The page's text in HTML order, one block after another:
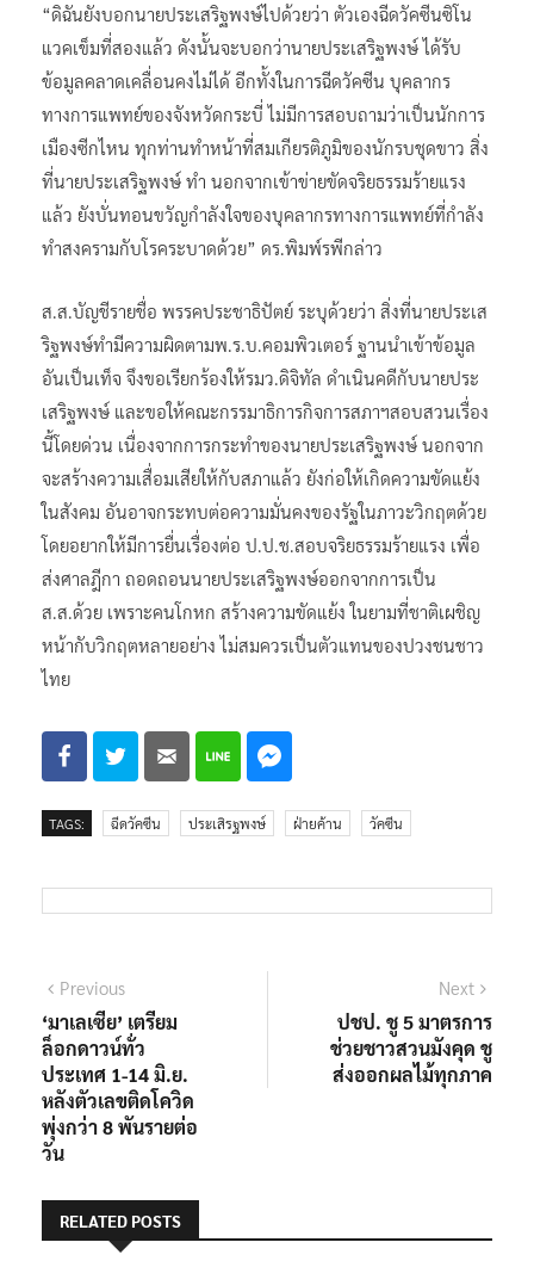
“ดิฉันยังบอกนายประเสริฐพงษ์ไปด้วยว่า ตัวเองฉีดวัคซีนซิโน
แวคเข็มที่สองแล้ว ดังนั้นจะบอกว่านายประเสริฐพงษ์ ได้รับ
ข้อมูลคลาดเคลื่อนคงไม่ได้ อีกทั้งในการฉีดวัคซีน บุคลากร
ทางการแพทย์ของจังหวัดกระบี่ ไม่มีการสอบถามว่าเป็นนักการ
เมืองซีกไหน ทุกท่านทำหน้าที่สมเกียรติภูมิของนักรบชุดขาว สิ่ง
ที่นายประเสริฐพงษ์ ทำ นอกจากเข้าข่ายขัดจริยธรรมร้ายแรง
แล้ว ยังบั่นทอนขวัญกำลังใจของบุคลากรทางการแพทย์ที่กำลัง
ทำสงครามกับโรคระบาดด้วย” ดร.พิมพ์รพีกล่าว
ส.ส.บัญชีรายชื่อ พรรคประชาธิปัตย์ ระบุด้วยว่า สิ่งที่นายประเส
ริฐพงษ์ทำมีความผิดตามพ.ร.บ.คอมพิวเตอร์ ฐานนำเข้าข้อมูล
อันเป็นเท็จ จึงขอเรียกร้องให้รมว.ดิจิทัล ดำเนินคดีกับนายประ
เสริฐพงษ์ และขอให้คณะกรรมาธิการกิจการสภาฯสอบสวนเรื่อง
นี้โดยด่วน เนื่องจากการกระทำของนายประเสริฐพงษ์ นอกจาก
จะสร้างความเสื่อมเสียให้กับสภาแล้ว ยังก่อให้เกิดความขัดแย้ง
ในสังคม อันอาจกระทบต่อความมั่นคงของรัฐในภาวะวิกฤตด้วย
โดยอยากให้มีการยื่นเรื่องต่อ ป.ป.ช.สอบจริยธรรมร้ายแรง เพื่อ
ส่งศาลฎีกา ถอดถอนนายประเสริฐพงษ์ออกจากการเป็น
ส.ส.ด้วย เพราะคนโกหก สร้างความขัดแย้ง ในยามที่ชาติเผชิญ
หน้ากับวิกฤตหลายอย่าง ไม่สมควรเป็นตัวแทนของปวงชนชาว
ไทย
TAGS: ฉีดวัคซีน ประเสิรฐพงษ์ ฝ่ายค้าน วัคซีน
แนะแนว
เรื่อง
PreviousPrevious
post:
‘มาเลเซีย’ เตรียม
ล็อกดาวน์ทั่ว
ประเทศ 1-14 มิ.ย.
หลังตัวเลขติดโควิด
พุ่งกว่า 8 พันรายต่อ
วัน
Next
post:
ปชป. ชู 5 มาตรการ
ช่วยชาวสวนมังคุด ชู
ส่งออกผลไม้ทุกภาค
RELATED POSTS